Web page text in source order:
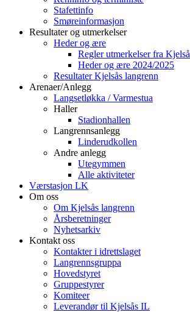
Stafettinfo
Smøreinformasjon
Resultater og utmerkelser
Heder og ære
Regler utmerkelser fra
Heder og ære 2024/2025
Resultater Kjelsås langrenn
Arenaer/Anlegg
Langsetløkka / Varmestua
Haller
Stadionhallen
Langrennsanlegg
Linderudkollen
Andre anlegg
Utegymmen
Alle aktiviteter
Værstasjon LK
Om oss
Om Kjelsås langrenn
Årsberetninger
Nyhetsarkiv
Kontakt oss
Kontakter i idrettslaget
Langrennsgruppa
Hovedstyret
Gruppestyrer
Komiteer
Leverandør til Kjelsås IL